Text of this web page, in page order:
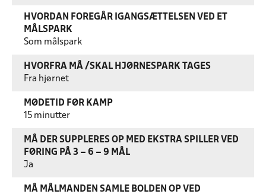
HVORDAN FOREGÅR IGANGSÆTTELSEN VED ET
MÅLSPARK
Som målspark
HVORFRA MÅ /SKAL HJØRNESPARK TAGES
Fra hjørnet
MØDETID FØR KAMP
15 minutter
MÅ DER SUPPLERES OP MED EKSTRA SPILLER VED
FØRING PÅ 3 – 6 – 9 MÅL
Ja
MÅ MÅLMANDEN SAMLE BOLDEN OP VED